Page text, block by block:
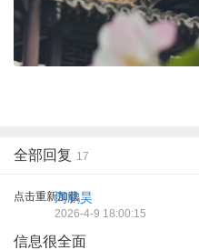
全部回复 17
点击重新加载
周鹏昊
2026-4-9 18:00:15
信息很全面